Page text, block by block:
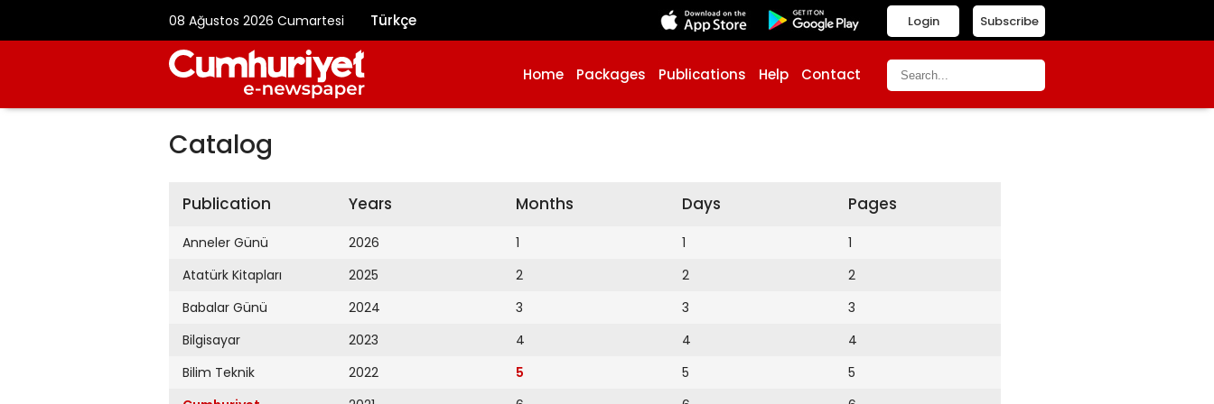
08 Ağustos 2026 Cumartesi Türkçe Subscribe
Login
Home Packages Publications Help Contact
Catalog
Publication
Anneler Günü
Atatürk Kitapları
Babalar Günü
Bilgisayar
Bilim Teknik
Years
2026
2025
2024
2023
2022
Months
1
2
3
4
5
Days
1
2
3
4
5
Pages
1
2
3
4
5